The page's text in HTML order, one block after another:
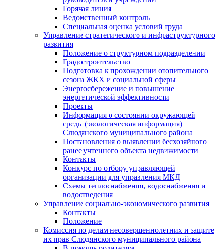
Горячая линия
Ведомственный контроль
Специальная оценка условий труда
Управление стратегического и инфраструктурного
развития
Положение о структурном подразделении
Градостроительство
Подготовка к прохождении отопительного
сезона ЖКХ и социальной сферы
Энергосбережение и повышение
энергетической эффективности
Проекты
Информация о состоянии окружающей
среды (экологическая информация)
Слюдянского муниципального района
Постановления о выявлении бесхозяйного
ранее учтенного объекта недвижимости
Контакты
Конкурс по отбору управляющей
организации для управления МКД
Схемы теплоснабжения, водоснабжения и
водоотведения
Управление социально-экономического развития
Контакты
Положение
Комиссия по делам несовершеннолетних и защите
их прав Слюдянского муниципального района